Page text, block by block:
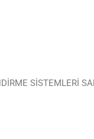
SİSTEMLERİ